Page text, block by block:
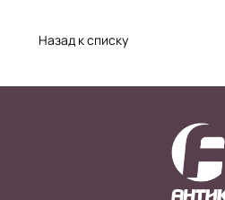
Назад к списку